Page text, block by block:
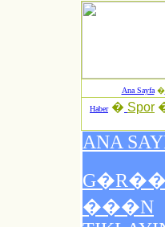
Ana Sayfa�
Haber� Spor